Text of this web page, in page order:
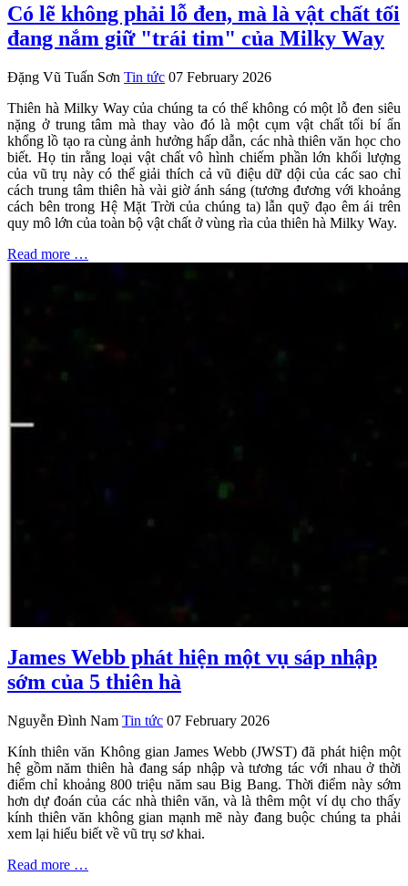
Có lẽ không phải lỗ đen, mà là vật chất tối
đang nắm giữ "trái tim" của Milky Way
Đặng Vũ Tuấn Sơn Tin tức 07 February 2026
Thiên hà Milky Way của chúng ta có thể không có một lỗ đen siêu
nặng ở trung tâm mà thay vào đó là một cụm vật chất tối bí ẩn
khổng lồ tạo ra cùng ảnh hưởng hấp dẫn, các nhà thiên văn học cho
biết. Họ tin rằng loại vật chất vô hình chiếm phần lớn khối lượng
của vũ trụ này có thể giải thích cả vũ điệu dữ dội của các sao chỉ
cách trung tâm thiên hà vài giờ ánh sáng (tương đương với khoảng
cách bên trong Hệ Mặt Trời của chúng ta) lẫn quỹ đạo êm ái trên
quy mô lớn của toàn bộ vật chất ở vùng rìa của thiên hà Milky Way.
Read more …
James Webb phát hiện một vụ sáp nhập
sớm của 5 thiên hà
Nguyễn Đình Nam Tin tức 07 February 2026
Kính thiên văn Không gian James Webb (JWST) đã phát hiện một
hệ gồm năm thiên hà đang sáp nhập và tương tác với nhau ở thời
điểm chỉ khoảng 800 triệu năm sau Big Bang. Thời điểm này sớm
hơn dự đoán của các nhà thiên văn, và là thêm một ví dụ cho thấy
kính thiên văn không gian mạnh mẽ này đang buộc chúng ta phải
xem lại hiểu biết về vũ trụ sơ khai.
Read more …